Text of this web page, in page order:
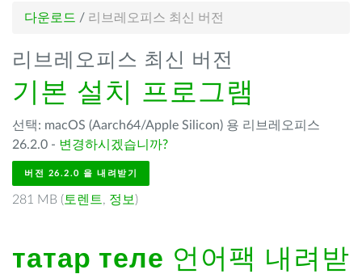
다운로드 / 리브레오피스 최신 버전
리브레오피스 최신 버전
기본 설치 프로그램
선택: macOS (Aarch64/Apple Silicon) 용 리브레오피스
26.2.0 - 변경하시겠습니까?
버전 26.2.0 을 내려받기
281 MB ( 토렌트, 정보 )
татар теле 언어팩 내려받